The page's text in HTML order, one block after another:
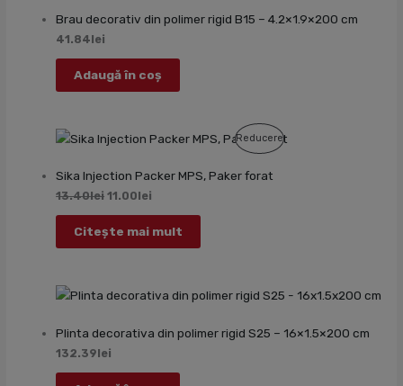
Brau decorativ din polimer rigid B15 – 4.2×1.9×200 cm
41.84lei
Adaugă în coș
ReducereProdus
Sika Injection Packer MPS, Paker forat
13.40lei 11.00lei
Citește mai mult
Plinta decorativa din polimer rigid S25 – 16×1.5×200 cm
132.39lei